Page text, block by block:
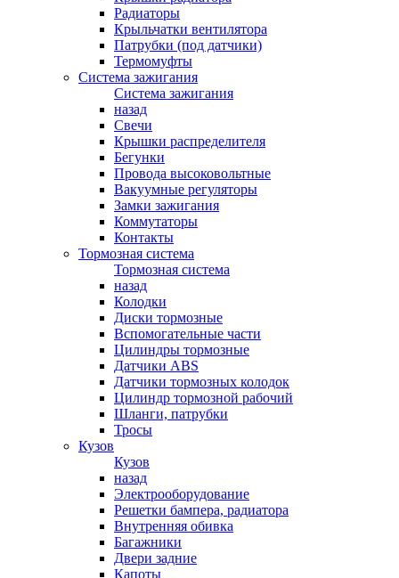
Радиаторы
Крыльчатки вентилятора
Патрубки (под датчики)
Термомуфты
Система зажигания
Система зажигания
назад
Свечи
Крышки распределителя
Бегунки
Провода высоковольтные
Вакуумные регуляторы
Замки зажигания
Коммутаторы
Контакты
Тормозная система
Тормозная система
назад
Колодки
Диски тормозные
Вспомогательные части
Цилиндры тормозные
Датчики ABS
Датчики тормозных колодок
Цилиндр тормозной рабочий
Шланги, патрубки
Тросы
Кузов
Кузов
назад
Электрооборудование
Решетки бампера, радиатора
Внутренняя обивка
Багажники
Двери задние
Капоты